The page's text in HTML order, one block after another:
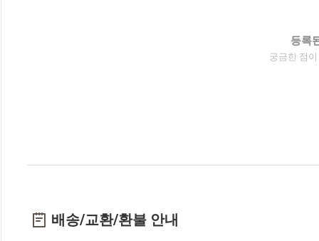
등록
궁금한 점
배송/교환/환불 안내